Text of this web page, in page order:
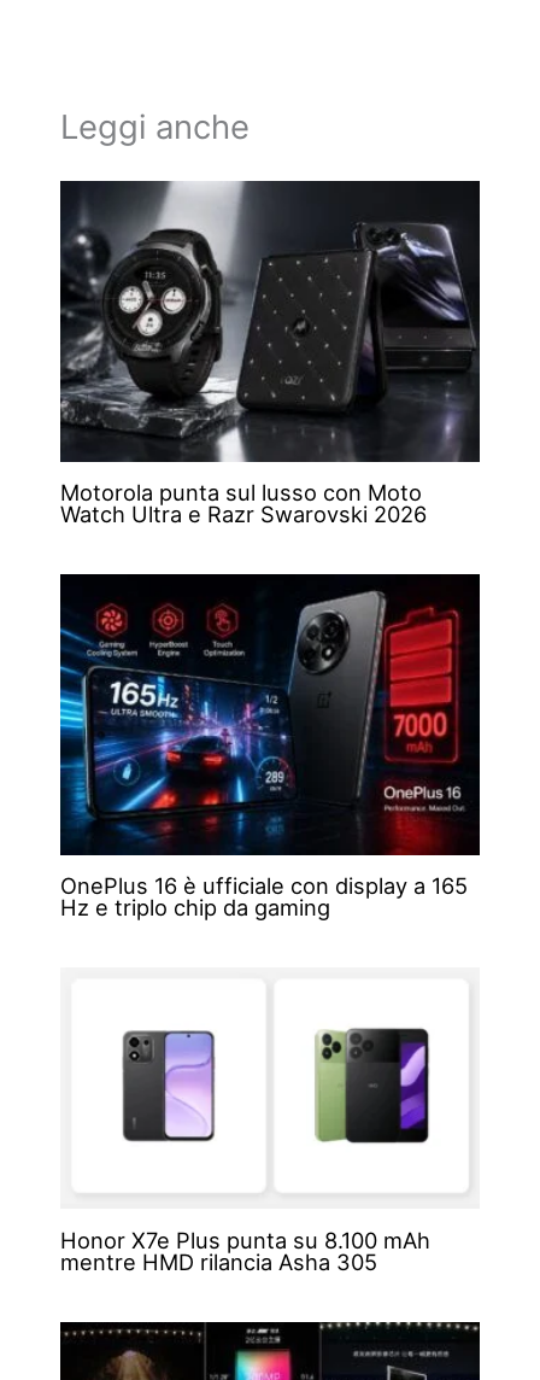
Leggi anche
Motorola punta sul lusso con Moto
Watch Ultra e Razr Swarovski 2026
OnePlus 16 è ufficiale con display a 165
Hz e triplo chip da gaming
Honor X7e Plus punta su 8.100 mAh
mentre HMD rilancia Asha 305